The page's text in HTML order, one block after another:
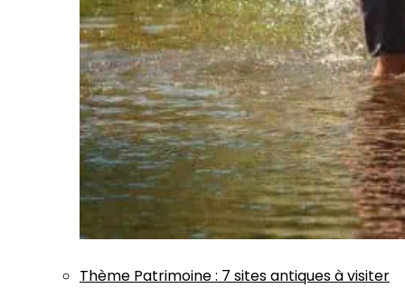
Thème Patrimoine: 7 sites antiques à visiter